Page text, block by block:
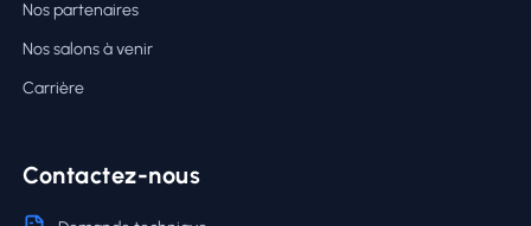
Nos partenaires
Nos salons à venir
Carrière
Contactez-nous